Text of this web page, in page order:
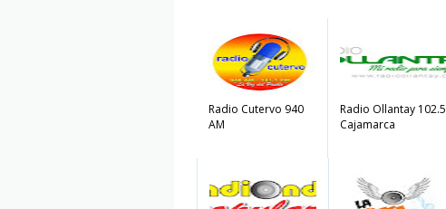
Radio Cutervo 940
AM
Radio Ollantay 102.5
Cajamarca